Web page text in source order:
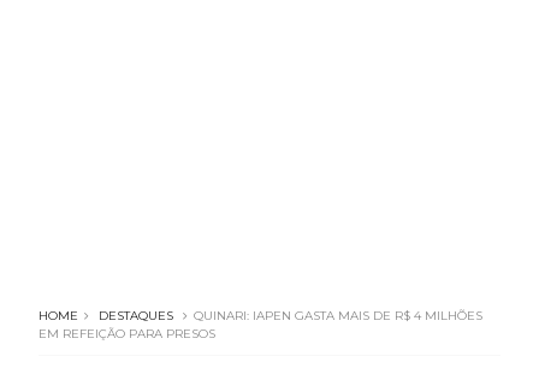
HOME DESTAQUES
QUINARI: IAPEN GASTA MAIS DE R$ 4 MILHÕES
EM REFEIÇÃO PARA PRESOS